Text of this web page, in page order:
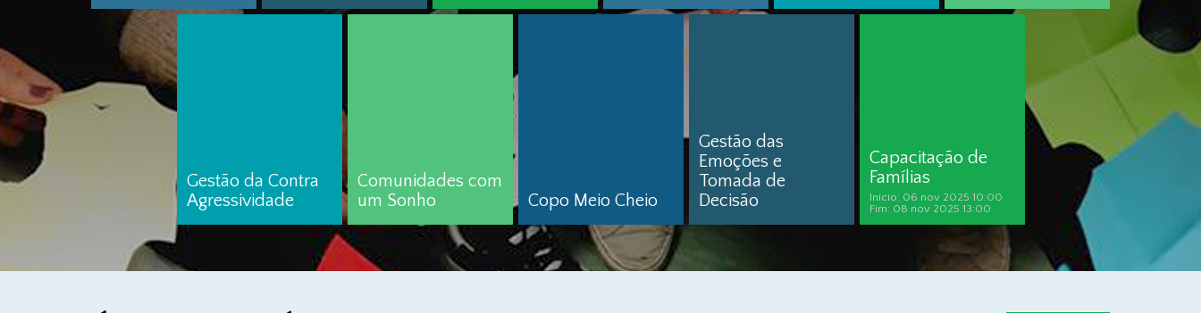
Gestão da Contra
Agressividade
Comunidades com
um Sonho
Copo Meio Cheio
Gestão das
Emoções e
Tomada de
Decisão
Capacitação de
Famílias
Início: 06 nov 2025 10:00
Fim: 08 nov 2025 13:00